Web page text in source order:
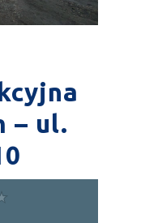
– ul.